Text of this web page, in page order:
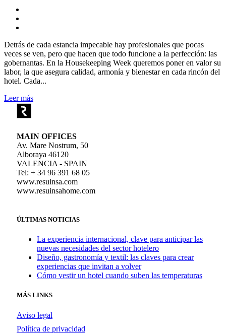
Detrás de cada estancia impecable hay profesionales que pocas
veces se ven, pero que hacen que todo funcione a la perfección: las
gobernantas. En la Housekeeping Week queremos poner en valor su
labor, la que asegura calidad, armonía y bienestar en cada rincón del
hotel. Cada...
Leer más
MAIN OFFICES
Av. Mare Nostrum, 50
Alboraya 46120
VALENCIA - SPAIN
Tel: + 34 96 391 68 05
www.resuinsa.com
www.resuinsahome.com
ÚLTIMAS NOTICIAS
La experiencia internacional, clave para anticipar las
nuevas necesidades del sector hotelero
Diseño, gastronomía y textil: las claves para crear
experiencias que invitan a volver
Cómo vestir un hotel cuando suben las temperaturas
MÁS LINKS
Aviso legal
Política de privacidad